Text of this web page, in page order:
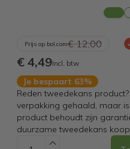
Prijs op bol.com€ 12,00
€ 4,49Incl. btw
Je bespaart 63%
Reden tweedekans
verpakking gehaald, maar
product behoudt zijn
duurzame tweedekans